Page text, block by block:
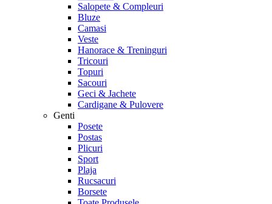
Salopete & Compleuri
Bluze
Camasi
Veste
Hanorace & Treninguri
Tricouri
Topuri
Sacouri
Geci & Jachete
Cardigane & Pulovere
Genti
Posete
Postas
Plicuri
Sport
Plaja
Rucsacuri
Borsete